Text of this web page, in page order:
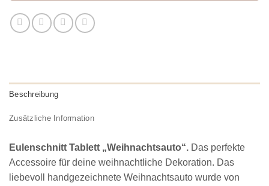
Beschreibung
Zusätzliche Information
Eulenschnitt Tablett „Weihnachtsauto“. Das perfekte
Accessoire für deine weihnachtliche Dekoration. Das
liebevoll handgezeichnete Weihnachtsauto wurde von